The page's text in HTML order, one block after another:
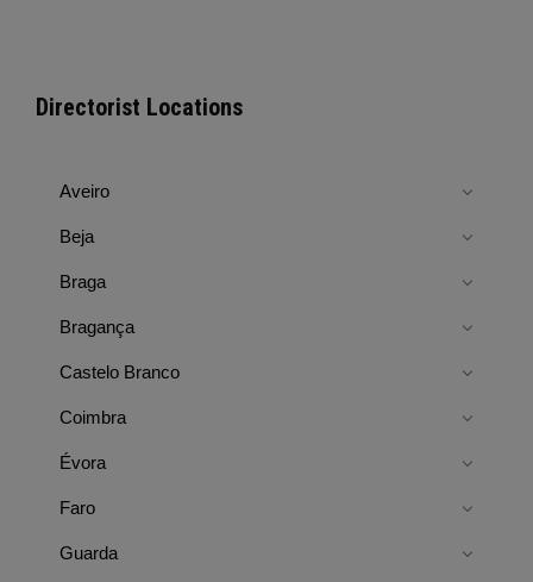
Directorist Locations
Aveiro
Beja
Braga
Bragança
Castelo Branco
Coimbra
Évora
Faro
Guarda